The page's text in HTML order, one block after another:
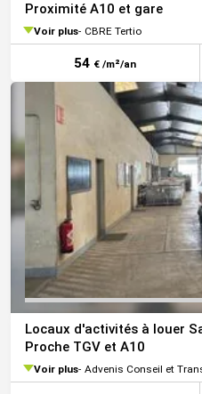
Proximité A10 et gare
Voir plus CBRE Tertio
54 € /m²/an
Locaux d'activités à louer
Proche TGV et A10
Voir plus Advenis Conseil et